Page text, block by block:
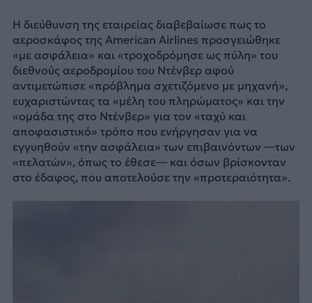
Η διεύθυνση της εταιρείας διαβεβαίωσε πως το
αεροσκάφος της American Airlines προσγειώθηκε
«με ασφάλεια» και «τροχοδρόμησε ως πύλη» του
διεθνούς αεροδρομίου του Ντένβερ αφού
αντιμετώπισε «πρόβλημα σχετιζόμενο με μηχανή»,
ευχαριστώντας τα «μέλη του πληρώματος» και την
«ομάδα της στο Ντένβερ» για τον «ταχύ και
αποφασιστικό» τρόπο που ενήργησαν για να
εγγυηθούν «την ασφάλεια» των επιβαινόντων —των
«πελατών», όπως το έθεσε— και όσων βρίσκονταν
στο έδαφος, που αποτελούσε την «προτεραιότητα».